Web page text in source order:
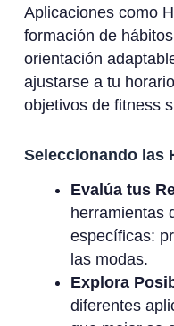
Aplicaciones como
formación de
orientación
ajustarse a tu
objetivos de fitness
Seleccionando las
Evalúa tus
herramientas
específicas:
las modas.
Explora
diferentes